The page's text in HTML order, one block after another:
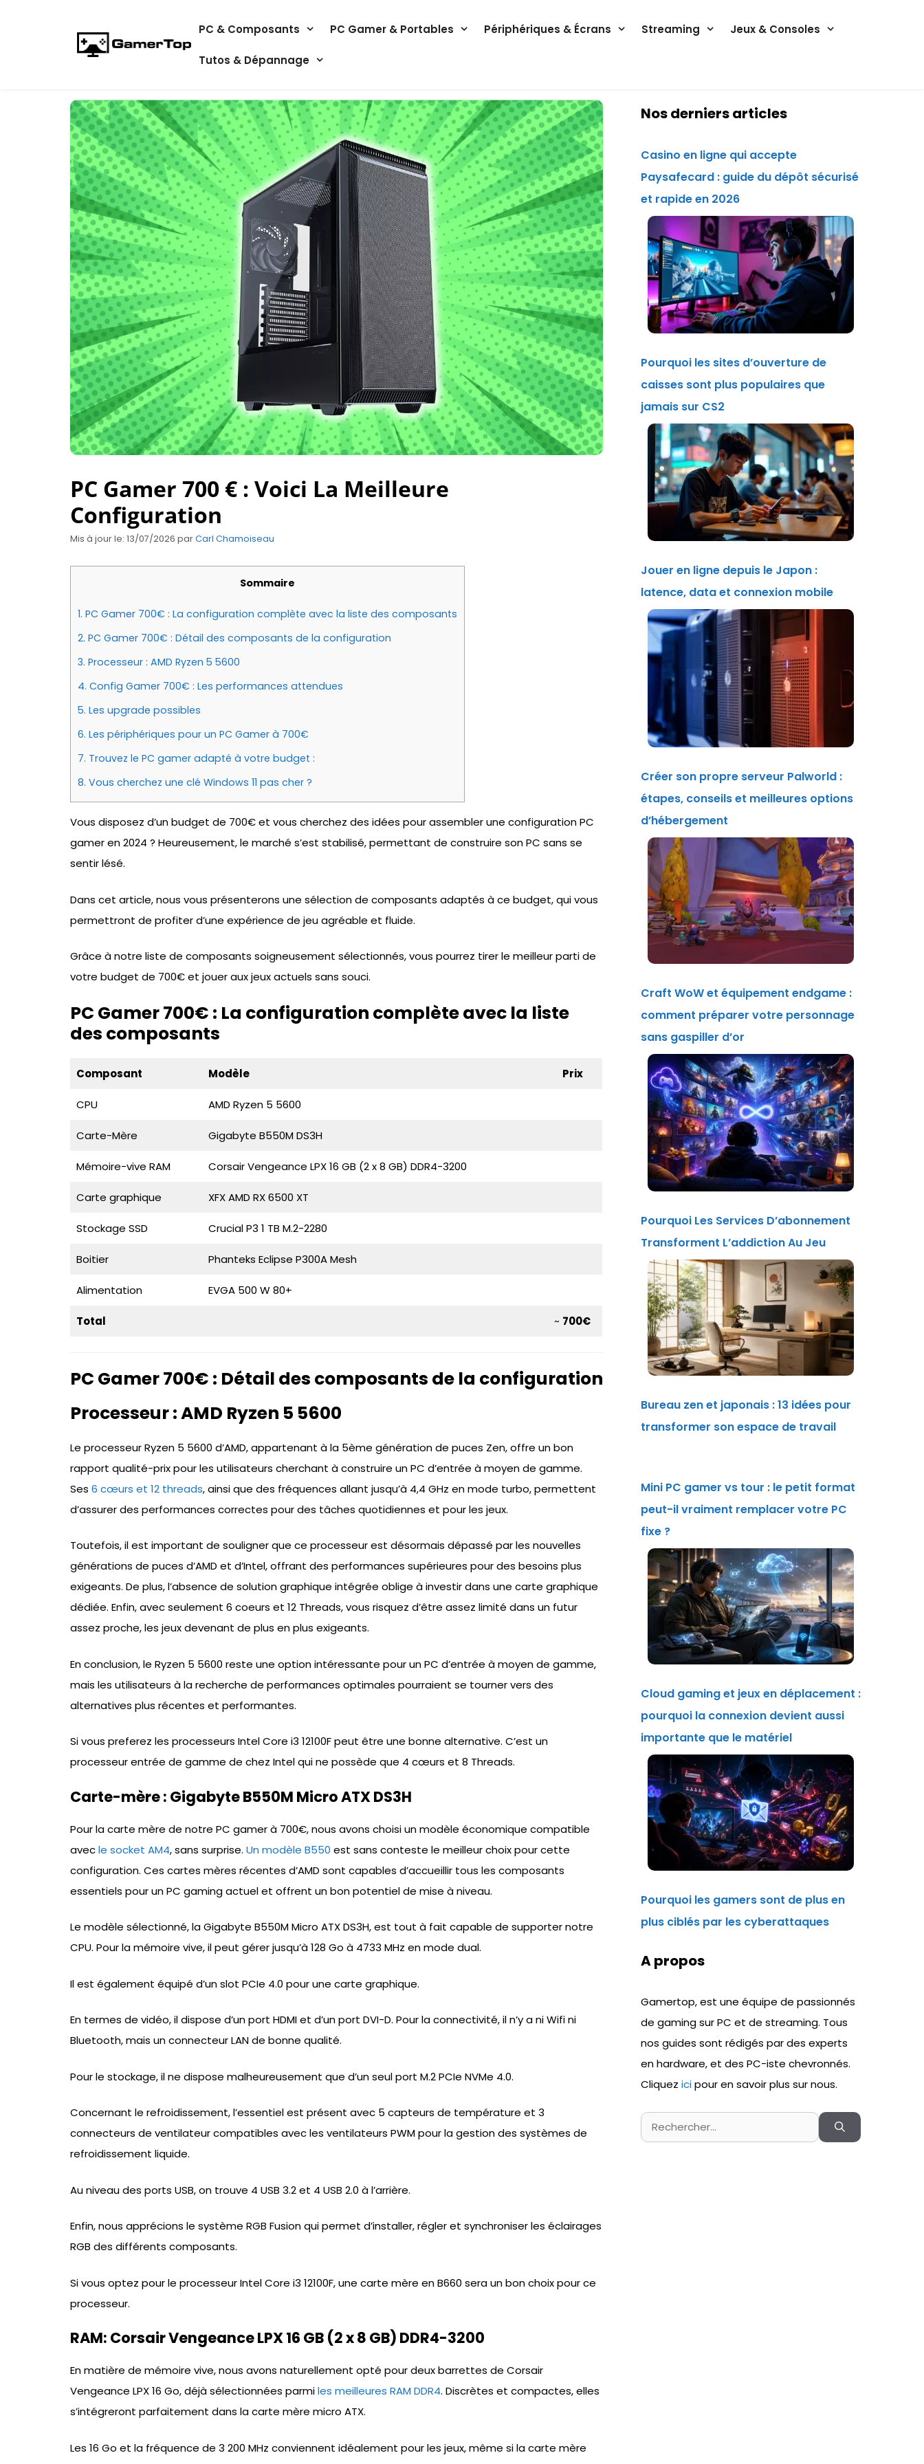
PC & Composants PC Gamer & Portables Périphériques & Écrans Streaming Jeux & Consoles
Tutos & Dépannage
PC Gamer 700 € : Voici La Meilleure
Configuration
Mis à jour le: 13/07/2026 parCarl Chamoiseau
Sommaire
1. PC Gamer 700€ : La configuration complète avec la liste des composants
2. PC Gamer 700€ : Détail des composants de la configuration
3. Processeur : AMD Ryzen 5 5600
4. Config Gamer 700€ : Les performances attendues
5. Les upgrade possibles
6. Les périphériques pour un PC Gamer à 700€
7. Trouvez le PC gamer adapté à votre budget :
8. Vous cherchez une clé Windows 11 pas cher ?
Vous disposez d’un budget de 700€ et vous cherchez des idées pour assembler une configuration PC
gamer en 2024 ? Heureusement, le marché s’est stabilisé, permettant de construire son PC sans se
sentir lésé.
Dans cet article, nous vous présenterons une sélection de composants adaptés à ce budget, qui vous
permettront de profiter d’une expérience de jeu agréable et fluide.
Grâce à notre liste de composants soigneusement sélectionnés, vous pourrez tirer le meilleur parti de
votre budget de 700€ et jouer aux jeux actuels sans souci.
PC Gamer 700€ : La configuration complète avec la liste
des composants
Composant Modèle Prix
CPU AMD Ryzen 5 5600
Carte-Mère Gigabyte B550M DS3H
Mémoire-vive RAM Corsair Vengeance LPX 16 GB (2 x 8 GB) DDR4-3200
Carte graphique XFX AMD RX 6500 XT
Stockage SSD Crucial P3 1 TB M.2-2280
Boitier Phanteks Eclipse P300A Mesh
Alimentation EVGA 500 W 80+
Total ~ 700€
PC Gamer 700€ : Détail des composants de la configuration
Processeur : AMD Ryzen 5 5600
Le processeur Ryzen 5 5600 d’AMD, appartenant à la 5ème génération de puces Zen, offre un bon
rapport qualité-prix pour les utilisateurs cherchant à construire un PC d’entrée à moyen de gamme.
Ses 6 cœurs et 12 threads, ainsi que des fréquences allant jusqu’à 4,4 GHz en mode turbo, permettent
d’assurer des performances correctes pour des tâches quotidiennes et pour les jeux.
Toutefois, il est important de souligner que ce processeur est désormais dépassé par les nouvelles
générations de puces d’AMD et d’Intel, offrant des performances supérieures pour des besoins plus
exigeants. De plus, l’absence de solution graphique intégrée oblige à investir dans une carte graphique
dédiée. Enfin, avec seulement 6 coeurs et 12 Threads, vous risquez d’être assez limité dans un futur
assez proche, les jeux devenant de plus en plus exigeants.
En conclusion, le Ryzen 5 5600 reste une option intéressante pour un PC d’entrée à moyen de gamme,
mais les utilisateurs à la recherche de performances optimales pourraient se tourner vers des
alternatives plus récentes et performantes.
Si vous preferez les processeurs Intel Core i3 12100F peut être une bonne alternative. C’est un
processeur entrée de gamme de chez Intel qui ne possède que 4 cœurs et 8 Threads.
Carte-mère : Gigabyte B550M Micro ATX DS3H
Pour la carte mère de notre PC gamer à 700€, nous avons choisi un modèle économique compatible
avecle socket AM4, sans surprise. Un modèle B550 est sans conteste le meilleur choix pour cette
configuration. Ces cartes mères récentes d’AMD sont capables d’accueillir tous les composants
essentiels pour un PC gaming actuel et offrent un bon potentiel de mise à niveau.
Le modèle sélectionné, la Gigabyte B550M Micro ATX DS3H, est tout à fait capable de supporter notre
CPU. Pour la mémoire vive, il peut gérer jusqu’à 128 Go à 4733 MHz en mode dual.
Il est également équipé d’un slot PCIe 4.0 pour une carte graphique.
En termes de vidéo, il dispose d’un port HDMI et d’un port DVI-D. Pour la connectivité, il n’y a ni Wifi ni
Bluetooth, mais un connecteur LAN de bonne qualité.
Pour le stockage, il ne dispose malheureusement que d’un seul port M.2 PCIe NVMe 4.0.
Concernant le refroidissement, l’essentiel est présent avec 5 capteurs de température et 3
connecteurs de ventilateur compatibles avec les ventilateurs PWM pour la gestion des systèmes de
refroidissement liquide.
Au niveau des ports USB, on trouve 4 USB 3.2 et 4 USB 2.0 à l’arrière.
Enfin, nous apprécions le système RGB Fusion qui permet d’installer, régler et synchroniser les éclairages
RGB des différents composants.
Si vous optez pour le processeur Intel Core i3 12100F, une carte mère en B660 sera un bon choix pour ce
processeur.
RAM: Corsair Vengeance LPX 16 GB (2 x 8 GB) DDR4-3200
En matière de mémoire vive, nous avons naturellement opté pour deux barrettes de Corsair
Vengeance LPX 16 Go, déjà sélectionnées parmiles meilleures RAM DDR4. Discrètes et compactes, elles
s’intégreront parfaitement dans la carte mère micro ATX.
Les 16 Go et la fréquence de 3 200 MHz conviennent idéalement pour les jeux, même si la carte mère
Nos derniers articles
Casino en ligne qui accepte
Paysafecard : guide du dépôt sécurisé
et rapide en 2026
Pourquoi les sites d’ouverture de
caisses sont plus populaires que
jamais sur CS2
Jouer en ligne depuis le Japon :
latence, data et connexion mobile
Créer son propre serveur Palworld :
étapes, conseils et meilleures options
d’hébergement
Craft WoW et équipement endgame :
comment préparer votre personnage
sans gaspiller d’or
Pourquoi Les Services D’abonnement
Transforment L’addiction Au Jeu
Bureau zen et japonais : 13 idées pour
transformer son espace de travail
Mini PC gamer vs tour : le petit format
peut-il vraiment remplacer votre PC
fixe ?
Cloud gaming et jeux en déplacement :
pourquoi la connexion devient aussi
importante que le matériel
Pourquoi les gamers sont de plus en
plus ciblés par les cyberattaques
A propos
Gamertop, est une équipe de passionnés
de gaming sur PC et de streaming. Tous
nos guides sont rédigés par des experts
en hardware, et des PC-iste chevronnés.
Cliquez icipour en savoir plus sur nous.
Rechercher :